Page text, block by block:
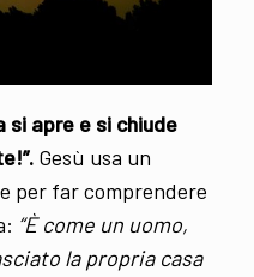
si apre e si chiude
Gesù usa un
per far comprendere
“È come un uomo,
la propria casa